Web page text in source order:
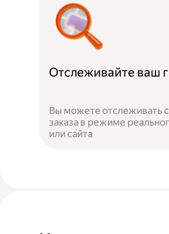
Отслеживайте ваш
Вы можете отслеживать
заказа в режиме
или сайта